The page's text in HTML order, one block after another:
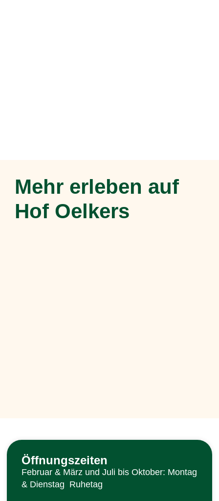
Mehr erleben auf
Hof Oelkers
Öffnungszeiten
Februar & März und Juli bis Oktober: Montag
& Dienstag Ruhetag